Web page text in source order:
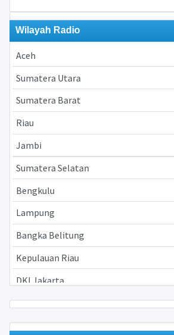
Wilayah Radio
Aceh
Sumatera Utara
Sumatera Barat
Riau
Jambi
Sumatera Selatan
Bengkulu
Lampung
Bangka Belitung
Kepulauan Riau
DKI Jakarta
Jawa Barat
Jawa Tengah